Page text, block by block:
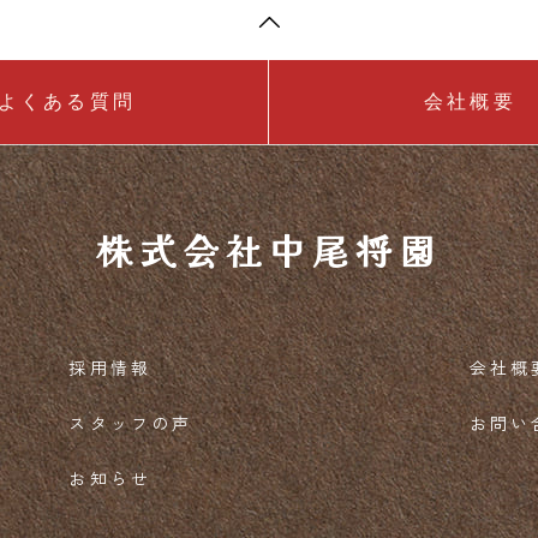
よくある質問 会社概要
株式会社中尾将園
採用情報
スタッフの声
お知らせ
会社概
お問い